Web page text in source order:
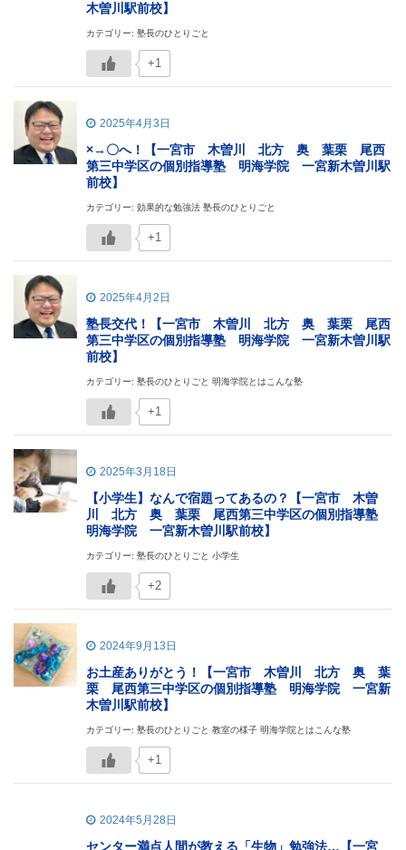
木曽川駅前校】
カテゴリー: 塾長のひとりごと
+1
2025年4月3日
×→〇へ！【一宮市 木曽川 北方 奥 葉栗 尾西
第三中学区の個別指導塾 明海学院 一宮新木曽川駅
前校】
カテゴリー: 効果的な勉強法 塾長のひとりごと
+1
2025年4月2日
塾長交代！【一宮市 木曽川 北方 奥 葉栗 尾西
第三中学区の個別指導塾 明海学院 一宮新木曽川駅
前校】
カテゴリー: 塾長のひとりごと 明海学院とはこんな塾
+1
2025年3月18日
【小学生】なんで宿題ってあるの？【一宮市 木曽
川 北方 奥 葉栗 尾西第三中学区の個別指導塾
明海学院 一宮新木曽川駅前校】
カテゴリー: 塾長のひとりごと 小学生
+2
2024年9月13日
お土産ありがとう！【一宮市 木曽川 北方 奥 葉
栗 尾西第三中学区の個別指導塾 明海学院 一宮新
木曽川駅前校】
カテゴリー: 塾長のひとりごと 教室の様子 明海学院とはこんな塾
+1
2024年5月28日
センター満点人間が教える「生物」勉強法…【一宮